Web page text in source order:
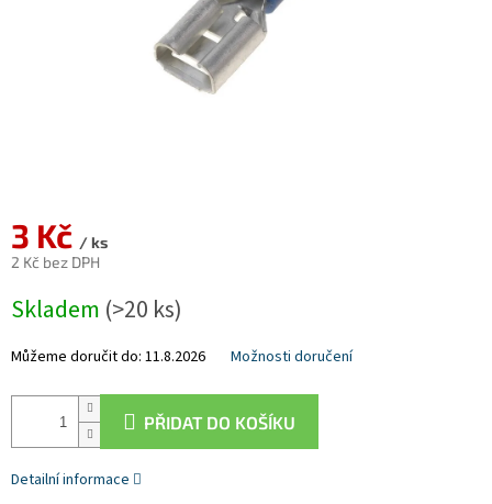
3 Kč / ks
2 Kč bez DPH
cena:
Skladem (>20 ks)
Můžeme doručit do: 11.8.2026 Možnosti doručení
PŘIDAT DO KOŠÍKU
Detailní informace